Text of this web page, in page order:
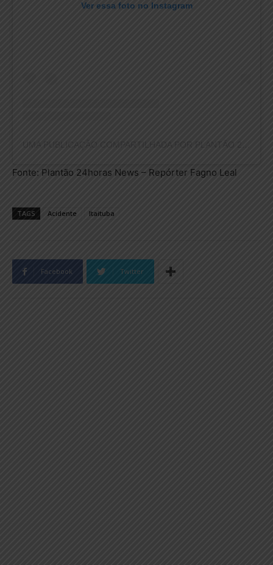
Ver essa foto no Instagram
UMA PUBLICAÇÃO COMPARTILHADA POR PLANTÃO 24HORAS NEWS (@PLANTAO24HORASNEWS)
Fonte: Plantão 24horas News – Repórter Fagno Leal
TAGS Acidente Itaituba
Facebook Twitter